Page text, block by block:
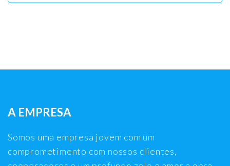
A EMPRESA
Somos uma empresa jovem com um
comprometimento com nossos clientes,